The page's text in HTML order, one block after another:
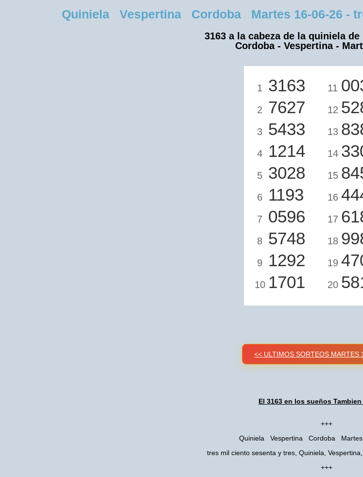
Quiniela Vespertina Cordoba Martes 16-06-26 -
3163 a la cabeza de la quiniela
Cordoba - Vespertina -
1 3163
2 7627
3 5433
4 1214
5 3028
6 1193
7 0596
8 5748
9 1292
10 1701
11
12
13
14
15
16
17
18
19
20
<< ULTIMOS SORTEOS MARTES
El 3163 en los sueños
+++
Quiniela Vespertina Cordoba Martes
tres mil ciento sesenta y tres, Quiniela,
+++